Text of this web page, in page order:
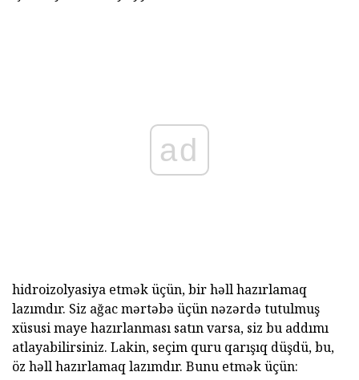
ad
hidroizolyasiya etmək üçün, bir həll hazırlamaq
lazımdır. Siz ağac mərtəbə üçün nəzərdə tutulmuş
xüsusi maye hazırlanması satın varsa, siz bu addımı
atlayabilirsiniz. Lakin, seçim quru qarışıq düşdü, bu,
öz həll hazırlamaq lazımdır. Bunu etmək üçün: